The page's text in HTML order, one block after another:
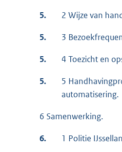
5. 2 Wijze van
5. 3
5. 4 Toezicht en
5.
5
automatisering.
6 Samenwerking.
6. 1 Politie